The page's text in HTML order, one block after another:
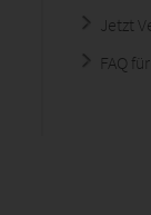
Jetzt
FAQ